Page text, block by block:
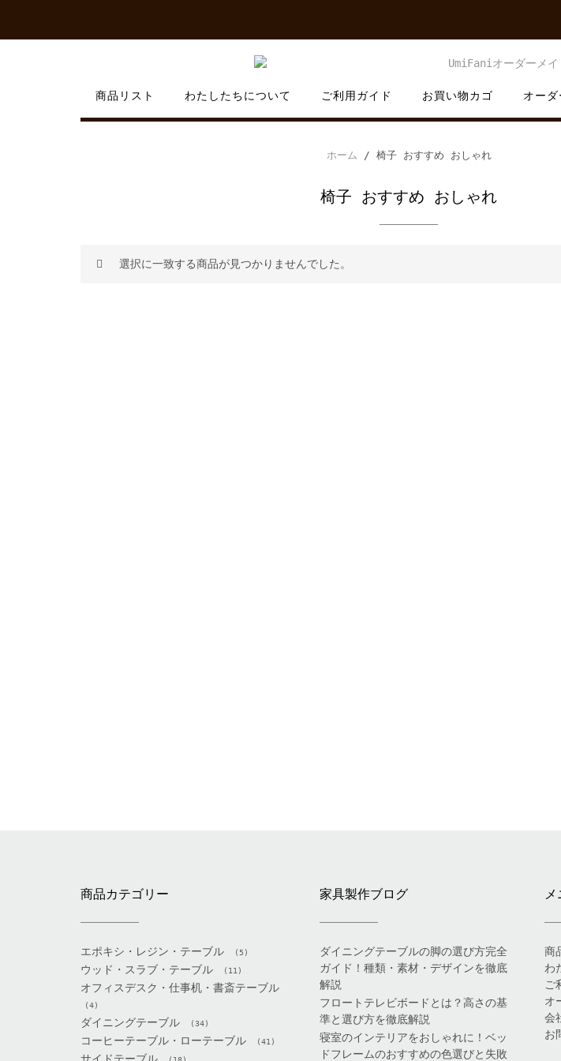
content
商品リスト わたしたちについて ご利用ガイド お買い物カゴ オー
ホーム / 椅子 おすすめ おしゃれ
椅子 おすすめ おしゃれ
選択に一致する商品が見つかりませんでした。
商品カテゴリー
エポキシ・レジン・テーブル (5)
ウッド・スラブ・テーブル (11)
オフィスデスク・仕事机・書斎テーブル
(4)
ダイニングテーブル (34)
コーヒーテーブル・ローテーブル (41)
家具製作ブログ
ダイニングテーブルの脚の選び方完全
ガイド！種類・素材・デザインを徹底
解説
フロートテレビボードとは？高さの基
準と選び方を徹底解説
寝室のインテリアをおしゃれに！ベッ
ドフレームのおすすめの色選びと失敗
メ
商
わ
ご
オ
会
お